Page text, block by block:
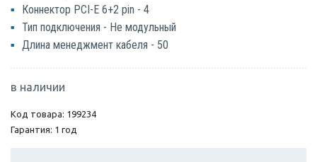
Коннектор PCI-E 6+2 pin - 4
Тип подключения - Не модульный
Длина менеджмент кабеля - 50
в наличии
Код товара: 199234
Гарантия: 1 год